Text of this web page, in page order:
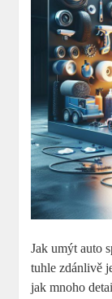
Jak umýt auto
tuhle zdánlivě
jak mnoho